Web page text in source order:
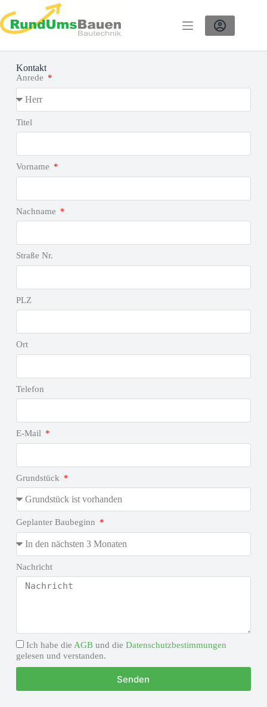
Kontakt
Anrede
Titel
Vorname
Nachname
Straße Nr.
PLZ
Ort
Telefon
E-Mail
Grundstück
Geplanter Baubeginn
Nachricht
Ich habe die AGBund die Datenschutzbestimmungen
gelesen und verstanden.
Senden